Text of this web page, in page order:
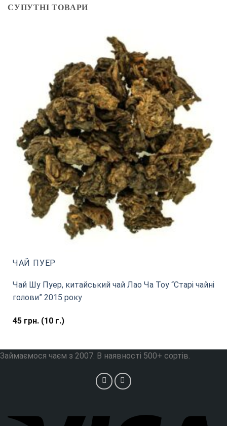
СУПУТНІ ТОВАРИ
ЧАЙ ПУЕР
Чай Шу Пуер, китайський чай Лао Ча Тоу “Старі чайні
голови” 2015 року
45грн.(10 г.)
Займаємося чаєм з 2007. В наявності 500+ сортів.